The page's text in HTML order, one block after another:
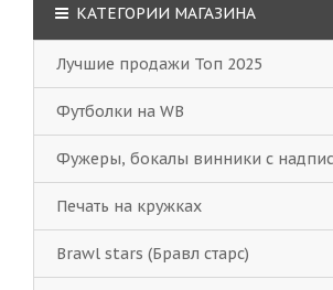
КАТЕГОРИИ МАГАЗИНА
Лучшие продажи Топ 2025
Футболки на WB
Фужеры, бокалы винники с
Печать на кружках
Brawl stars (Бравл старс)